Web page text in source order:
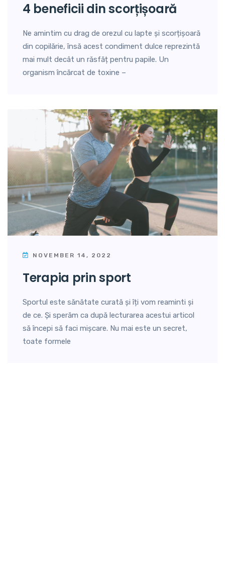
4 beneficii din scorțișoară
Ne amintim cu drag de orezul cu lapte și scorțișoară
din copilărie, însă acest condiment dulce reprezintă
mai mult decât un răsfăț pentru papile. Un
organism încărcat de toxine –
NOVEMBER 14, 2022
terapia prin sport
Sportul este sănătate curată și îți vom reaminti și
de ce. Și sperăm ca după lecturarea acestui articol
să începi să faci mișcare. Nu mai este un secret,
toate formele